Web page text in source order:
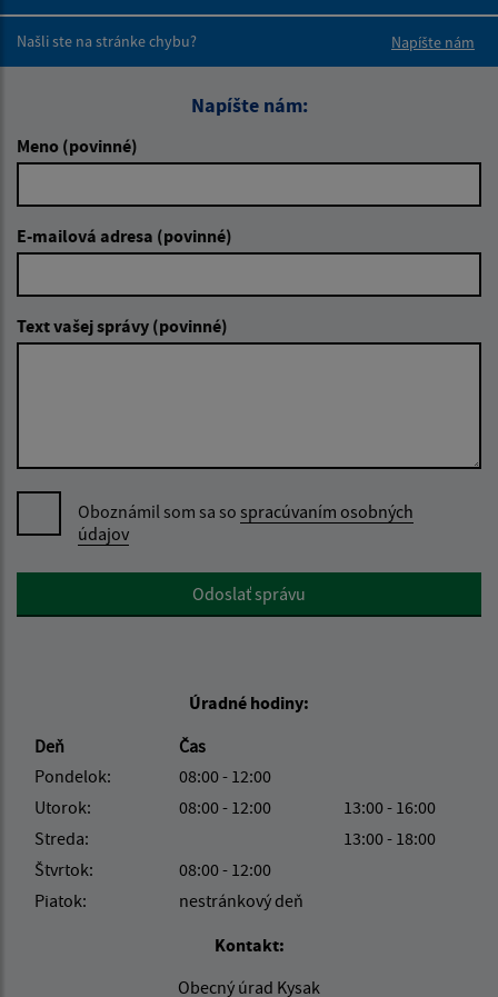
Našli ste na stránke chybu?
Napíšte nám
Napíšte nám:
Meno (povinné)
E-mailová adresa (povinné)
Text vašej správy (povinné)
Oboznámil som sa so spracúvaním osobných
údajov
Google reCaptcha ResponseOdoslať správu
Úradné hodiny:
Deň
Čas
Pondelok:
08:00 - 12:00
Utorok:
08:00 - 12:00
13:00 - 16:00
Streda:
13:00 - 18:00
Štvrtok:
08:00 - 12:00
Piatok:
nestránkový deň
Kontakt:
Obecný úrad Kysak